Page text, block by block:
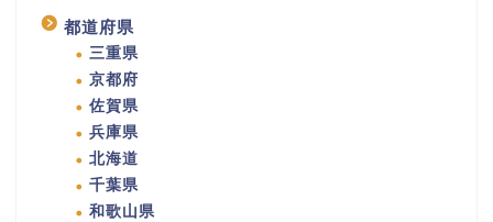
都道府県
三重県
京都府
佐賀県
兵庫県
北海道
千葉県
和歌山県